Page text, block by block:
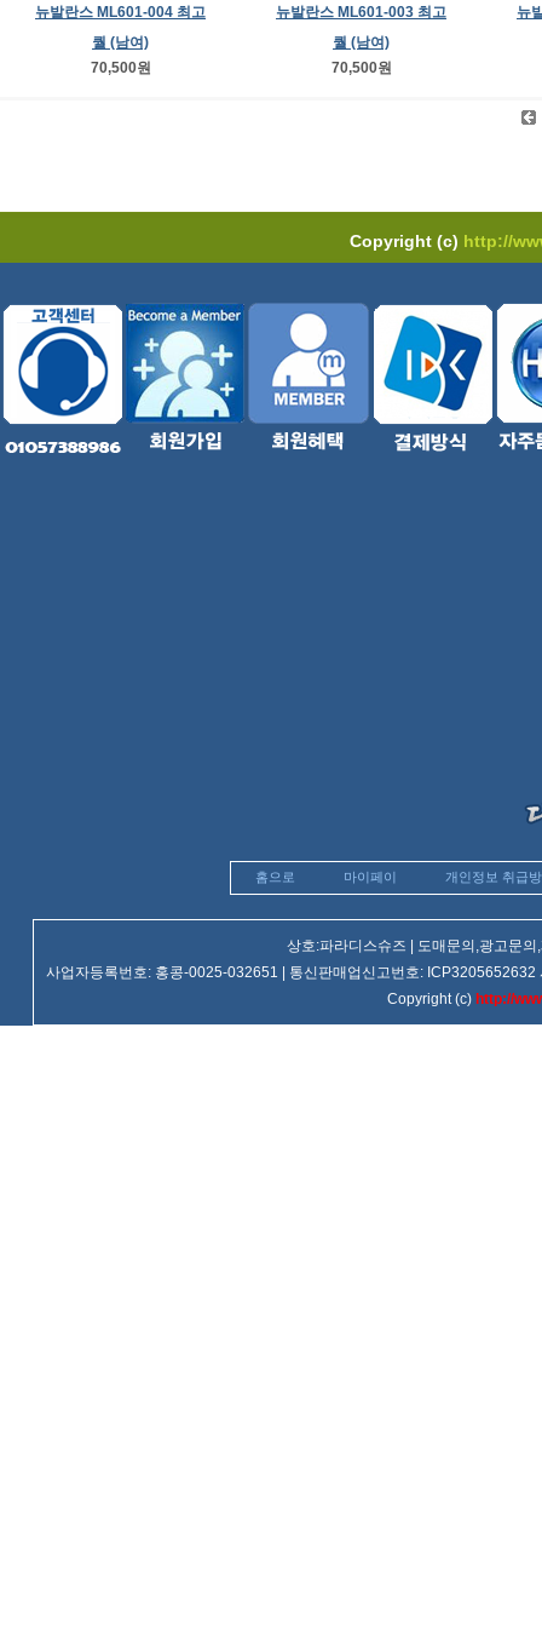
뉴발란스 ML601-004 최고
퀄 (남여)
70,500원
뉴발란스 ML601-003 최고
퀄 (남여)
70,500원
뉴
Copyright (c) http://
홈으로 마이페이 개인정보 취급
상호:파라디스슈즈 | 도매문의,광고문
사업자등록번호: 홍콩-0025-032651 | 통신판매업신고번호:
Copyright (c) http://